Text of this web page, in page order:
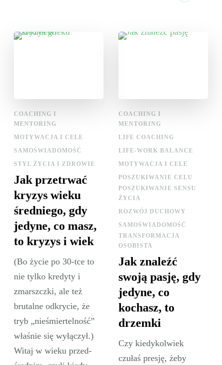
COACHING I
MENTORING
MOTYWACJA I CELE
SAMOŚWIADOMOŚĆ
STYL ŻYCIA I ZDROWIE
Jak przetrwać
kryzys wieku
średniego, gdy
jedyne, co masz,
to kryzys i wiek
(Bo życie po 30-tce to
nie tylko kredyty i
zmarszczki, ale też
brutalne odkrycie, że
tryb „nieśmiertelność”
właśnie się wyłączył.)
Witaj w wieku przed-
COACHING I
MENTORING
LIFE COACHING
LIFE-WORK BALANCE
MOTYWACJA I CELE
POSZUKIWANIE CELU
POSZUKIWANIE SENSU
ŻYCIA
ROZWÓJ DUCHOWY
SAMOŚWIADOMOŚĆ
TRANSFORMACJA
OSOBISTA
Jak znaleźć
swoją pasję, gdy
jedyne, co
kochasz, to
drzemki
Czy kiedykolwiek
czułaś presję, żeby